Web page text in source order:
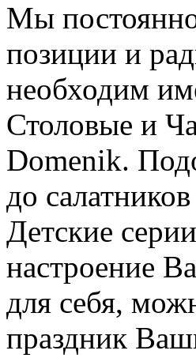
Мы
позиции и
необходим
Столовые и
Domenik.
до
Детские
настроение
для себя,
праздник